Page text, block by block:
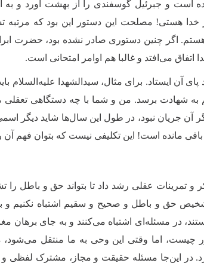
است و جبرئیل گوسفندی را از بهشت آورد و
خدا هستی! مصلحت این دستور این بود که مرتبه
هستم. اگر چنین دستوری صادر نشده بود، حضرت
اتفاق می‌افتد و غالبا هم اوامر امتحانی است.
آن ایستاد. برای مثال، سیدالشهدا علیه‌السلام
شهادت برسد. من و شما با چه دستگاهی تعقلی
می‌بینیم. اگر آن جریان نبود، در طول این سال‌ها شاید
مانده است! این تکلیفی نیست که بتوان فهم آن
و تمرینات عقلی رشد داد تا بتواند حق و باطل
حق و باطل و صحیح و سقیم اشتباه نکنیم و
در مسئله‌ای اشتباه می‌کنند و به جای برهان
چیست، اما وقتی این وحی به ما منتقل می‌شود،
در این‌جا مسئله حقیقت و مجاز، مشترک